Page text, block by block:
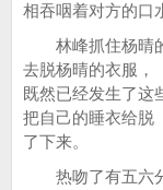
相吞咽着对方的口
林峰抓住杨晴的
去脱杨晴的衣服，
既然已经发生了这
把自己的睡衣给脱
了下来。
热吻了有五六分